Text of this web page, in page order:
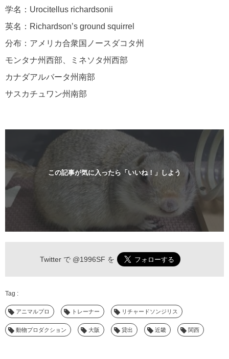
学名：Urocitellus richardsonii
英名：Richardson’s ground squirrel
分布：アメリカ合衆国ノースダコタ州
モンタナ州西部、ミネソタ州西部
カナダアルバータ州南部
サスカチュワン州南部
この記事が気に入ったら「いいね！」しよう
Twitter で @1996SF を
アニマルプロ トレーナー リチャードソンジリス
動物プロダクション 大阪 貸出 近畿 関西